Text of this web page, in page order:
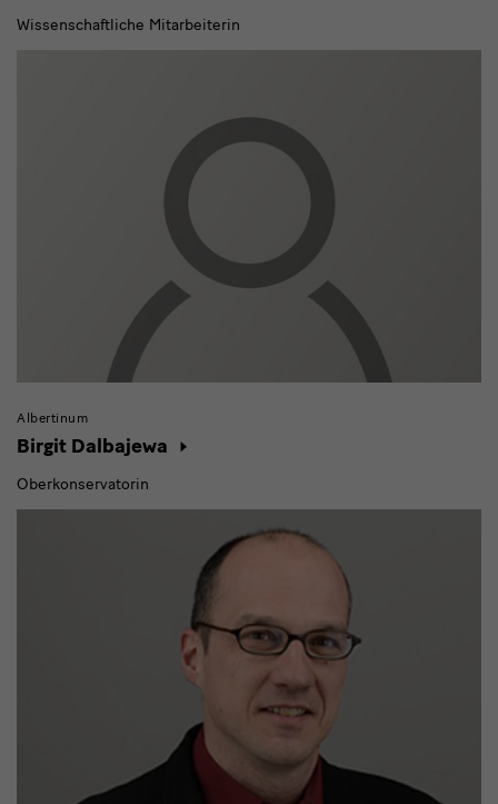
Wissenschaftliche Mitarbeiterin
Albertinum
Birgit Dalbajewa
Oberkonservatorin